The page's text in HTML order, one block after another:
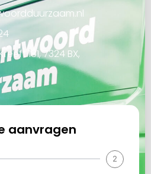
181, 7324 BX,
aanvragen
2